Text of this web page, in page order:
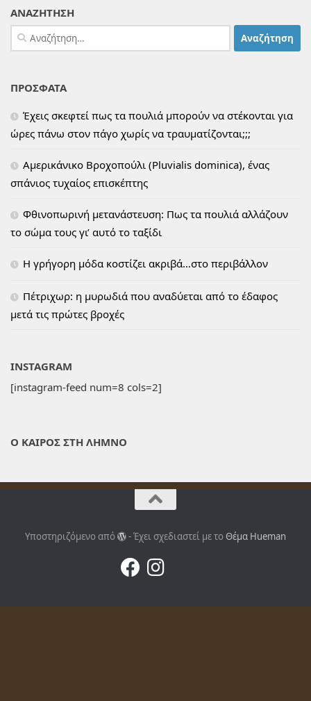
ΑΝΑΖΗΤΗΣΗ
Αναζήτηση
για:
ΠΡΟΣΦΑΤΑ
Έχεις σκεφτεί πως τα πουλιά μπορούν να στέκονται για
ώρες πάνω στον πάγο χωρίς να τραυματίζονται;;;
Αμερικάνικο Βροχοπούλι (Pluvialis dominica), ένας
σπάνιος τυχαίος επισκέπτης
Φθινοπωρινή μετανάστευση: Πως τα πουλιά αλλάζουν
το σώμα τους γι’ αυτό το ταξίδι
H γρήγορη μόδα κοστίζει ακριβά…στο περιβάλλον
Πέτριχωρ: η μυρωδιά που αναδύεται από το έδαφος
μετά τις πρώτες βροχές
INSTAGRAM
[instagram-feed num=8 cols=2]
Ο ΚΑΙΡΟΣ ΣΤΗ ΛΗΜΝΟ
Υποστηριζόμενο από - Έχει σχεδιαστεί με το Θέμα Ηueman